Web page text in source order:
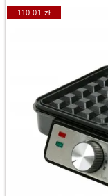
110.01 zł